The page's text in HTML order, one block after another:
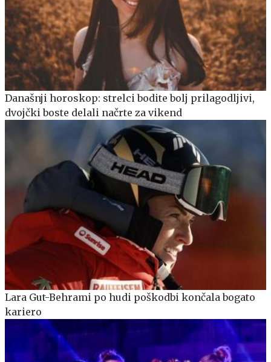
Današnji horoskop: strelci bodite bolj prilagodljivi,
dvojčki boste delali načrte za vikend
Lara Gut-Behrami po hudi poškodbi končala bogato
kariero